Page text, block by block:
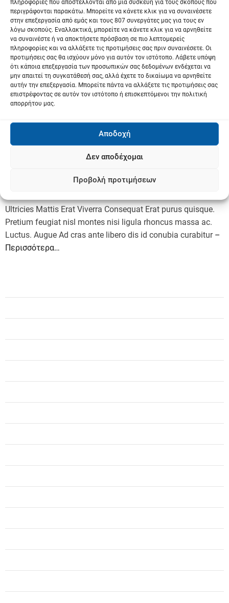
πληροφορίες που αποστέλλονται από μια συσκευή για τους σκοπούς που
περιγράφονται παρακάτω. Μπορείτε να κάνετε κλικ για να συναινέσετε
στην επεξεργασία από εμάς και τους 807 συνεργάτες μας για τους εν
λόγω σκοπούς. Εναλλακτικά, μπορείτε να κάνετε κλικ για να αρνηθείτε
να συναινέστε ή να αποκτήσετε πρόσβαση σε πιο λεπτομερείς
πληροφορίες και να αλλάξετε τις προτιμήσεις σας πριν συναινέσετε. Οι
προτιμήσεις σας θα ισχύουν μόνο για αυτόν τον ιστότοπο. Λάβετε υπόψη
ότι κάποια επεξεργασία των προσωπικών σας δεδομένων ενδέχεται να
μην απαιτεί τη συγκατάθεσή σας, αλλά έχετε το δικαίωμα να αρνηθείτε
αυτήν την επεξεργασία. Μπορείτε πάντα να αλλάξετε τις προτιμήσεις σας
επιστρέφοντας σε αυτόν τον ιστότοπο ή επισκεπτόμενοι την πολιτική
απορρήτου μας.
Αποδοχή
Δεν αποδέχομαι
Προβολή προτιμήσεων
and top tips for travelling alone
27 Ιουλίου 2023
Ultricies Mattis Erat Viverra Consequat Erat purus quisque.
Pretium feugiat nisl montes nisi ligula rhoncus massa ac.
Luctus. Augue Ad cras ante libero dis id conubia curabitur
Περισσότερα…
Gabon aims to be Africa’s emerging
Ultricies Mattis Erat Viverra Consequat Erat purus quisque.
Pretium feugiat nisl montes nisi ligula rhoncus massa ac.
Luctus. Augue Ad cras ante libero dis id conubia curabitur –
Περισσότερα…